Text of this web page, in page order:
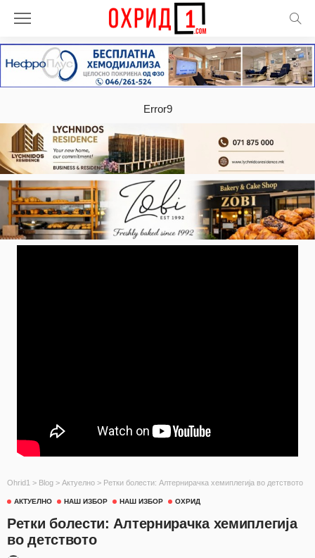
Error9
Ohrid1 > Blog > Актуелно > Ретки болести: Алтернирачка хемиплегија во детството
АКТУЕЛНО НАШ ИЗБОР НАШ ИЗБОР ОХРИД
Ретки болести: Алтернирачка хемиплегија
во детството